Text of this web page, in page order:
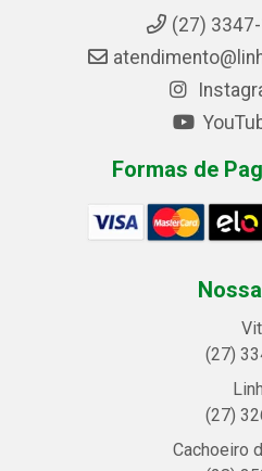
(27)
Formas de
(27)
(27)
Cachoeiro